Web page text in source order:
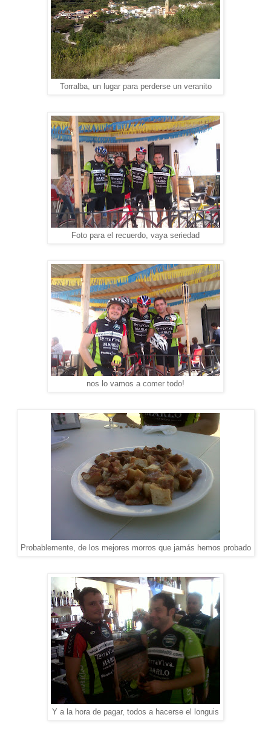
Torralba, un lugar para perderse un veranito
Foto para el recuerdo, vaya seriedad
nos lo vamos a comer todo!
Probablemente, de los mejores morros que jamás hemos probado
Y a la hora de pagar, todos a hacerse el longuis